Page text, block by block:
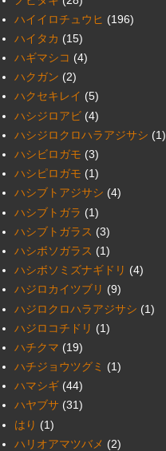
ハイイロチュウヒ (196)
ハイタカ (15)
ハギマシコ (4)
ハクガン (2)
ハクセキレイ (5)
ハシジロアビ (4)
ハシジロクロハラアジサシ (1)
ハシビロガモ (3)
ハシピロガモ (1)
ハシブトアジサシ (4)
ハシブトガラ (1)
ハシブトガラス (3)
ハシボソガラス (1)
ハシボソミズナギドリ (4)
ハジロカイツブリ (9)
ハジロクロハラアジサシ (1)
ハジロコチドリ (1)
ハチクマ (19)
ハチジョウツグミ (1)
ハマシギ (44)
ハヤブサ (31)
はり (1)
ハリオアマツバメ (2)